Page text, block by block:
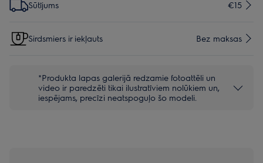
Sūtījums €15
Sirdsmiers ir iekļauts Bez maksas
*Produkta lapas galerijā redzamie fotoattēli un
video ir paredzēti tikai ilustratīviem nolūkiem un,
iespējams, precīzi neatspoguļo šo modeli.